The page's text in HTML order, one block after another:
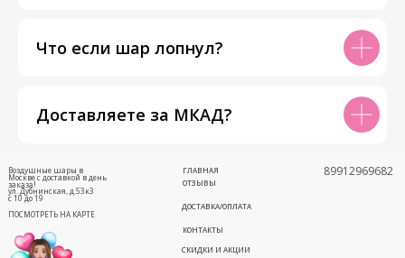
Что если шар лопнул?
Доставляете за МКАД?
ул. Дубнинская, д.53к3
с 10 до 19
ПОСМОТРЕТЬ НА КАРТЕ
ОТЗЫВЫ
ГЛАВНАЯ
ДОСТАВКА/ОПЛАТА
СКИДКИ И АКЦИИ
КОНТАКТЫ
89912969682
Воздушные шары в
Москве с доставкой в день
заказа!